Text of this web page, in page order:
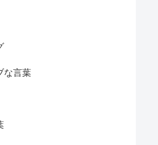
な言葉